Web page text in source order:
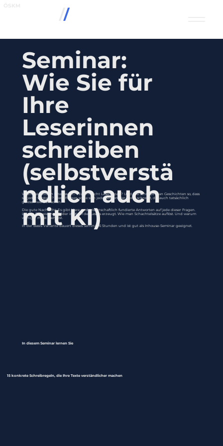
//
Seminar:
Wie Sie für
Ihre
Leserinnen
schreiben
(selbstverstä
ndlich auch
mit KI)
Was ist eigentlich interessant? Wann macht Lesen Spaß? Und wie schreibt man Geschichten so, dass
sie jeder versteht? Diese Fragen sollte sich jeder stellen, der Texte schreibt, die auch tatsächlich
gelesen werden sollen.
Die gute Nachricht: Es gibt klare und wissenschaftlich fundierte Antworten auf jede dieser Fragen.
Lernen Sie, wie man Bilder im Kopf des Lesers erzeugt. Wie man Schachtelsätze auflöst. Und warum
weniger meist mehr ist.
In der Basis-Variante dauert dieses Seminar 6 Stunden und ist gut als Inhouse-Seminar geeignet.
In diesem Seminar lernen Sie
15 konkrete Schreibregeln, die Ihre Texte verständlicher machen